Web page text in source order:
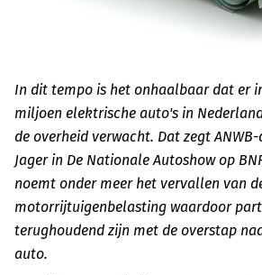
In dit tempo is het onhaalbaar dat er
miljoen elektrische auto's in
de overheid verwacht. Dat zegt
Jager in De Nationale Autoshow op
noemt onder meer het vervallen van
motorrijtuigenbelasting waardoor
terughoudend zijn met de overstap
auto.